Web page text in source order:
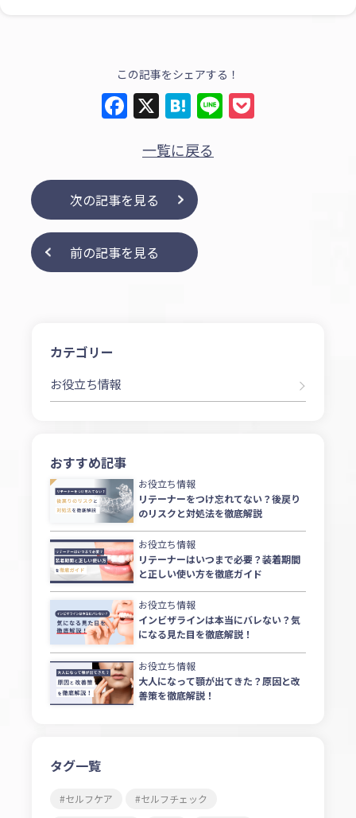
この記事をシェアする！
Facebook
X Hatena
Line
前の記事を見る
次の記事を見る
一覧に戻る
カテゴリー
お役立ち情報
おすすめ記事
お役立ち情報
リテーナーをつけ忘れてない？後戻り
のリスクと対処法を徹底解説
お役立ち情報
リテーナーはいつまで必要？装着期間
と正しい使い方を徹底ガイド
お役立ち情報
インビザラインは本当にバレない？気
になる見た目を徹底解説！
お役立ち情報
大人になって顎が出てきた？原因と改
善策を徹底解説！
タグ一覧
セルフケア セルフチェック